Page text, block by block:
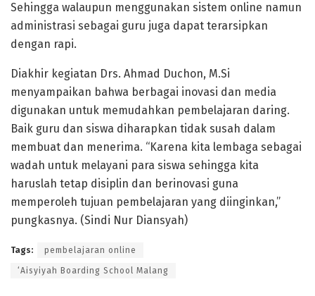
Sehingga walaupun menggunakan sistem online namun
administrasi sebagai guru juga dapat terarsipkan
dengan rapi.
Diakhir kegiatan Drs. Ahmad Duchon, M.Si
menyampaikan bahwa berbagai inovasi dan media
digunakan untuk memudahkan pembelajaran daring.
Baik guru dan siswa diharapkan tidak susah dalam
membuat dan menerima. “Karena kita lembaga sebagai
wadah untuk melayani para siswa sehingga kita
haruslah tetap disiplin dan berinovasi guna
memperoleh tujuan pembelajaran yang diinginkan,”
pungkasnya. (Sindi Nur Diansyah)
Tags: pembelajaran online
‘Aisyiyah Boarding School Malang